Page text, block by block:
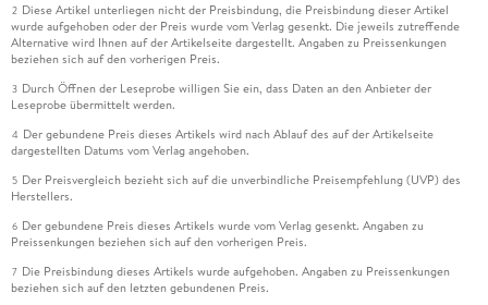
2 Diese Artikel unterliegen nicht der Preisbindung, die Preisbindung dieser Artikel
wurde aufgehoben oder der Preis wurde vom Verlag gesenkt. Die jeweils zutreffende
Alternative wird Ihnen auf der Artikelseite dargestellt. Angaben zu Preissenkungen
beziehen sich auf den vorherigen Preis.
3 Durch Öffnen der Leseprobe willigen Sie ein, dass Daten an den Anbieter der
Leseprobe übermittelt werden.
4 Der gebundene Preis dieses Artikels wird nach Ablauf des auf der Artikelseite
dargestellten Datums vom Verlag angehoben.
5 Der Preisvergleich bezieht sich auf die unverbindliche Preisempfehlung (UVP) des
Herstellers.
6 Der gebundene Preis dieses Artikels wurde vom Verlag gesenkt. Angaben zu
Preissenkungen beziehen sich auf den vorherigen Preis.
7 Die Preisbindung dieses Artikels wurde aufgehoben. Angaben zu Preissenkungen
beziehen sich auf den letzten gebundenen Preis.